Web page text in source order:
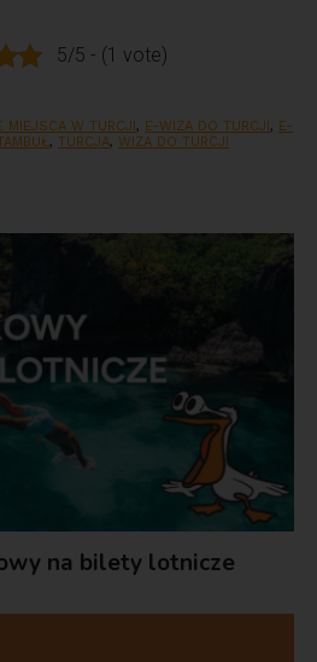
5/5 - (1 vote)
MIEJSCA W TURCJI , E-WIZA DO TURCJI , E-
, TURCJA,WIZA DO TURCJI
na bilety lotnicze